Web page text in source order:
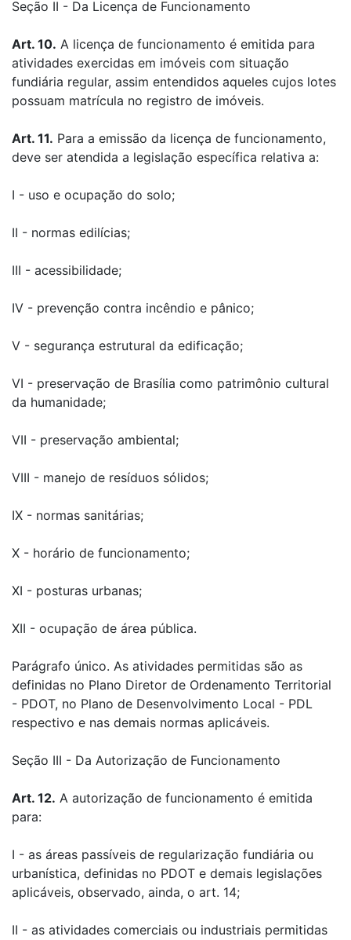
Seção II - Da Licença de Funcionamento
Art. 10. A licença de funcionamento é emitida para
atividades exercidas em imóveis com situação
fundiária regular, assim entendidos aqueles cujos lotes
possuam matrícula no registro de imóveis.
Art. 11. Para a emissão da licença de funcionamento,
deve ser atendida a legislação específica relativa a:
I - uso e ocupação do solo;
II - normas edilícias;
III - acessibilidade;
IV - prevenção contra incêndio e pânico;
V - segurança estrutural da edificação;
VI - preservação de Brasília como patrimônio cultural
da humanidade;
VII - preservação ambiental;
VIII - manejo de resíduos sólidos;
IX - normas sanitárias;
X - horário de funcionamento;
XI - posturas urbanas;
XII - ocupação de área pública.
Parágrafo único. As atividades permitidas são as
definidas no Plano Diretor de Ordenamento Territorial
- PDOT, no Plano de Desenvolvimento Local - PDL
respectivo e nas demais normas aplicáveis.
Seção III - Da Autorização de Funcionamento
Art. 12. A autorização de funcionamento é emitida
para:
I - as áreas passíveis de regularização fundiária ou
urbanística, definidas no PDOT e demais legislações
aplicáveis, observado, ainda, o art. 14;
II - as atividades comerciais ou industriais permitidas